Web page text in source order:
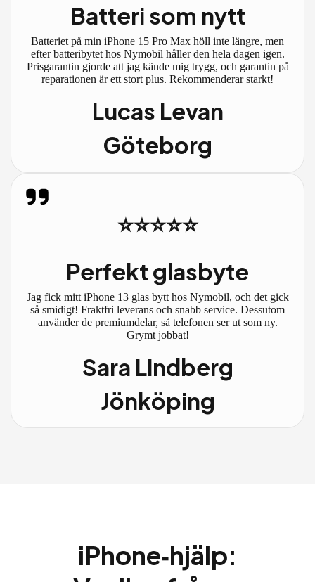
Batteri som nytt
Batteriet på min iPhone 15 Pro Max höll inte längre, men
efter batteribytet hos Nymobil håller den hela dagen igen.
Prisgarantin gjorde att jag kände mig trygg, och garantin på
reparationen är ett stort plus. Rekommenderar starkt!
Lucas Levan
Göteborg
⭐⭐⭐⭐⭐
Perfekt glasbyte
Jag fick mitt iPhone 13 glas bytt hos Nymobil, och det gick
så smidigt! Fraktfri leverans och snabb service. Dessutom
använder de premiumdelar, så telefonen ser ut som ny.
Grymt jobbat!
Sara Lindberg
Jönköping
iPhone‑hjälp: